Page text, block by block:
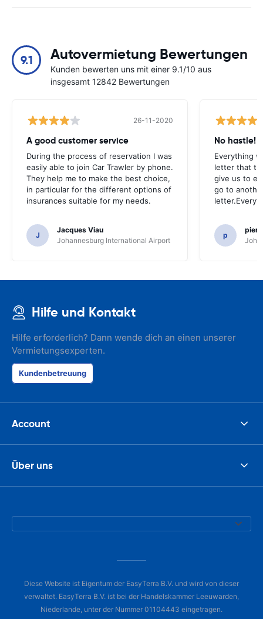
9.1 Autovermietung Bewertungen
Kunden bewerten uns mit einer 9.1/10 aus
insgesamt 12842 Bewertungen
26-11-2020
A good customer service
During the process of reservation I was
easily able to join Car Trawler by phone.
They help me to make the best choice,
in particular for the different options of
insurances suitable for my needs.
J
Jacques Viau
Johannesburg International Airport
No hastle!
Everything
letter that
give us to
go to
p
Hilfe und Kontakt
Hilfe erforderlich? Dann wende dich an einen unserer
Vermietungsexperten.
Kundenbetreuung
Account
Über uns
Diese Website ist Eigentum der EasyTerra B.V. und wird von dieser
verwaltet. EasyTerra B.V. ist bei der Handelskammer Leeuwarden,
Niederlande, unter der Nummer 01104443 eingetragen.